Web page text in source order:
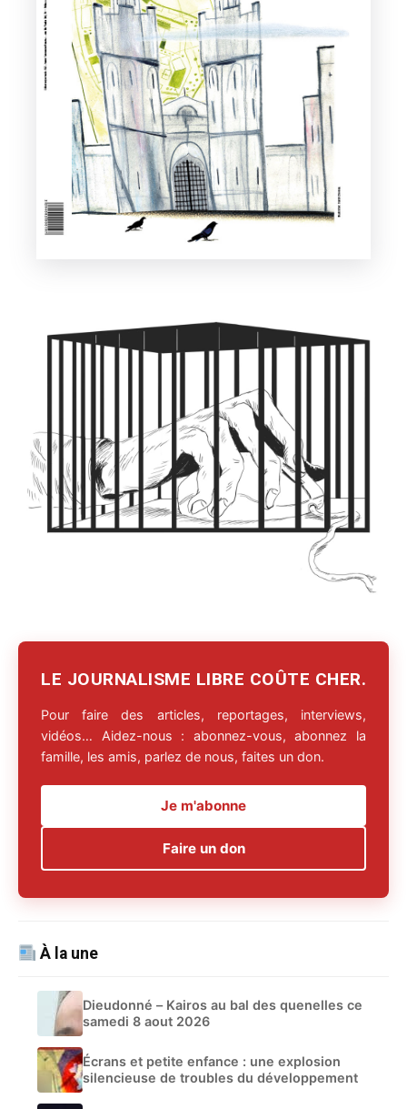
LE JOURNALISME LIBRE COÛTE CHER.
Pour faire des articles, reportages, interviews,
vidéos… Aidez-nous : abonnez-vous, abonnez la
famille, les amis, parlez de nous, faites un don.
Je m'abonne
Faire un don
À la une
Dieudonné – Kairos au bal des quenelles ce
samedi 8 aout 2026
Écrans et petite enfance : une explosion
silencieuse de troubles du développement